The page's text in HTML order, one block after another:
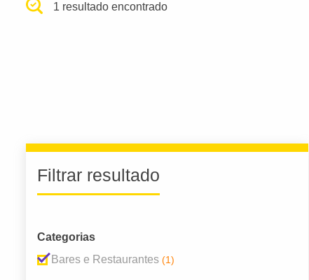
1 resultado encontrado
Filtrar resultado
Categorias
Bares e Restaurantes (1)